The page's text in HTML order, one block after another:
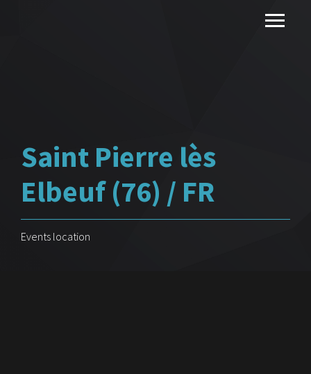
Saint Pierre lès
Elbeuf (76) / FR
Events location